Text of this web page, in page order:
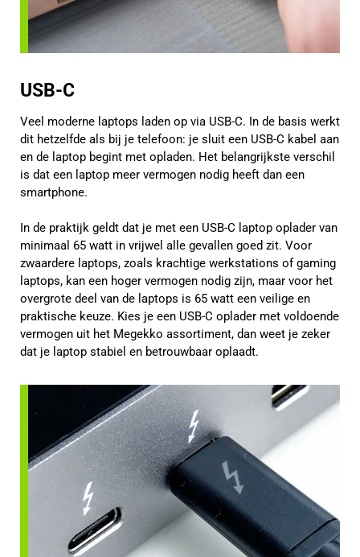
USB-C
Veel moderne laptops laden op via USB-C. In de basis werkt
dit hetzelfde als bij je telefoon: je sluit een USB-C kabel aan
en de laptop begint met opladen. Het belangrijkste verschil
is dat een laptop meer vermogen nodig heeft dan een
smartphone.
In de praktijk geldt dat je met een USB-C laptop oplader van
minimaal 65 watt in vrijwel alle gevallen goed zit. Voor
zwaardere laptops, zoals krachtige werkstations of gaming
laptops, kan een hoger vermogen nodig zijn, maar voor het
overgrote deel van de laptops is 65 watt een veilige en
praktische keuze. Kies je een USB-C oplader met voldoende
vermogen uit het Megekko assortiment, dan weet je zeker
dat je laptop stabiel en betrouwbaar oplaadt.